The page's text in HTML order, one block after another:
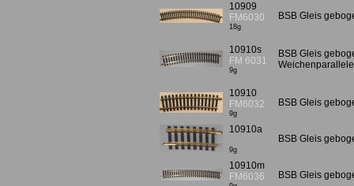
10909
FM6030
18g
BSB Gleis
10910s
FM 6031
9g
BSB Gleis
10910
FM6032
9g
BSB Gleis
10910a
9g
BSB Gleis
10910m
FM6036
BSB Gleis